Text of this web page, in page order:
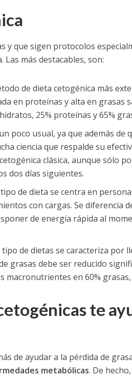
y que sigen protocolos
más destacables, son:
de dieta cetogénica más
en proteínas y alta en grasas
25% proteínas y 65%
poco usual, ya que además
ciencia que respalde su
clásica, aunque sólo
dos días siguientes.
tipo de dieta se centra en
con cargas. Se diferencia
de energía rápida al
tipo de dietas se caracteriza por
grasas debe ser reducido
macronutrientes en 60%
te
de ayudar a la pérdida de
metabólicas. De